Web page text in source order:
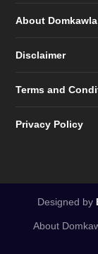
About Domkawla
Disclaimer
Terms and
Privacy Policy
Designed by
About